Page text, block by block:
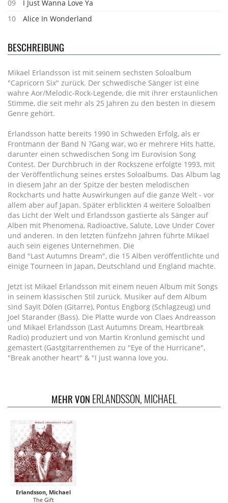
09
I Just Wanna Love Ya
10
Alice In Wonderland
BESCHREIBUNG
Mikael Erlandsson ist mit seinem sechsten Soloalbum
"Capricorn Six" zurück. Der schwedische Sänger ist eine
wahre Aor/Melodic-Rock-Legende, die mit ihrer erstaunlichen
Stimme, die seit mehr als 25 Jahren zu den besten in diesem
Genre gehört.
Erlandsson hatte bereits 1990 in Schweden Erfolg, als er
Frontmann der Band N ?Gang war, wo er mehrere Hits hatte,
darunter einen schwedischen Song im Eurovision Song
Contest. Der Durchbruch in der Rockszene erfolgte 1993, mit
der Veröffentlichung seines erstes Soloalbums. Das Album lag
in diesem Jahr an der Spitze der besten melodischen
Rockcharts und hatte Auswirkungen auf die ganze Welt - vor
allem aber auf Japan. Später erblickten 4 weitere Soloalben
das Licht der Welt und Erlandsson gastierte als Sänger auf
Alben mit Phenomena, Radioactive, Salute, Love Under Cover
und anderen. In den letzten fünfzehn Jahren führte Mikael
auch sein eigenes Unternehmen. Die
Band "Last Autumns Dream", die 15 Alben veröffentlichte und
einige Tourneen in Japan, Deutschland und England machte.
Jetzt ist Mikael Erlandsson mit einem neuen Album mit Songs
in seinem klassischen Stil zurück. Musiker auf dem Album
sind Sayit Dölen (Gitarre), Pontus Engborg (Schlagzeug) und
Joel Starander (Bass). Die Platte wurde von Claes Andreasson
und Mikael Erlandsson (Last Autumns Dream, Heartbreak
Radio) produziert und von Martin Kronlund gemischt und
gemastert (Gastgitarrenthemen zu "Eye of the Hurricane",
"Break another heart" & "I just wanna love you.
MEHR VON ERLANDSSON, MICHAEL
Erlandsson, Michael
The Gift